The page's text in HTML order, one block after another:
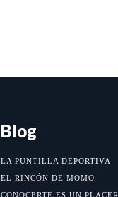
Blog
LA PUNTILLA DEPORTIVA
EL RINCÓN DE MOMO
CONOCERTE ES UN PLACER